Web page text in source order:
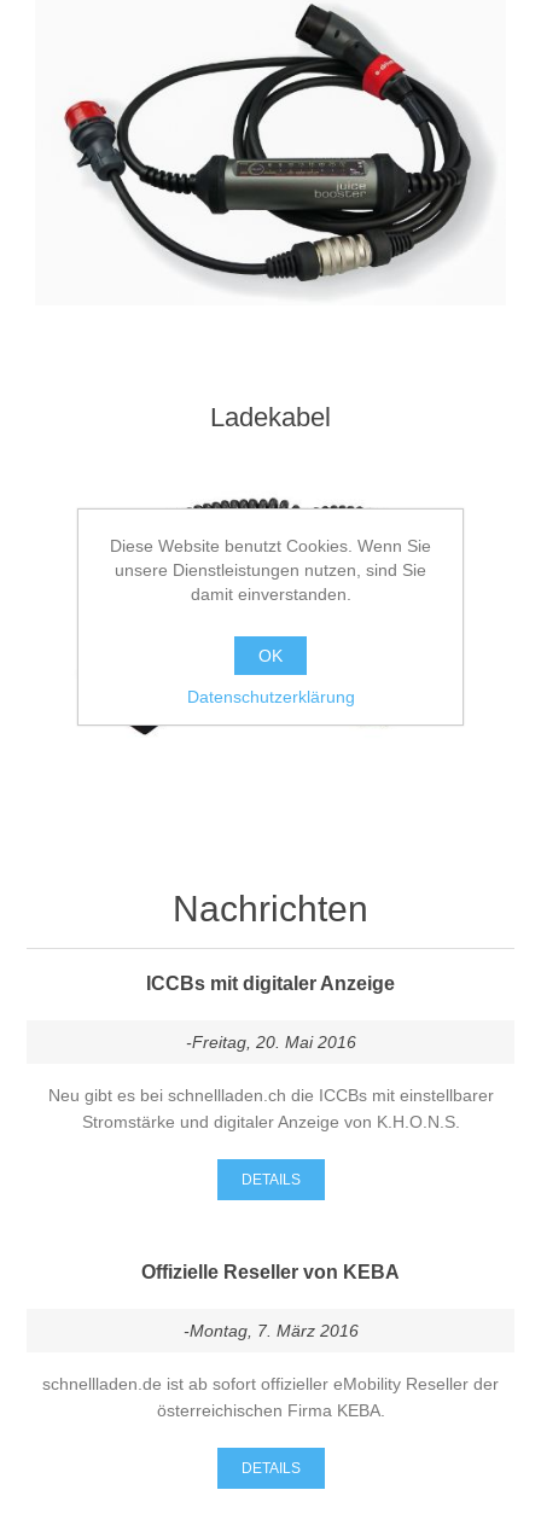
Ladekabel
Nachrichten
ICCBs mit digitaler Anzeige
-Freitag, 20. Mai 2016
Neu gibt es bei schnellladen.ch die ICCBs mit einstellbarer
Stromstärke und digitaler Anzeige von K.H.O.N.S.
DETAILS
Offizielle Reseller von KEBA
-Montag, 7. März 2016
schnellladen.de ist ab sofort offizieller eMobility Reseller der
österreichischen Firma KEBA.
DETAILS
Diese Website benutzt Cookies. Wenn Sie
unsere Dienstleistungen nutzen, sind Sie
damit einverstanden.
OK
Datenschutzerklärung